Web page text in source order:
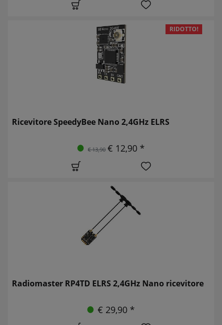
RIDOTTO!
Ricevitore SpeedyBee Nano 2,4GHz ELRS
€ 13,90 € 12,90 *
Radiomaster RP4TD ELRS 2,4GHz Nano ricevitore
€ 29,90 *